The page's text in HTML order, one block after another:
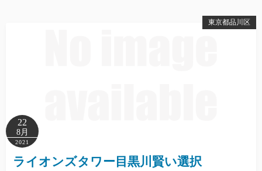
東京都品川区
22
8月
2021
ライオンズタワー目黒川賢い選択